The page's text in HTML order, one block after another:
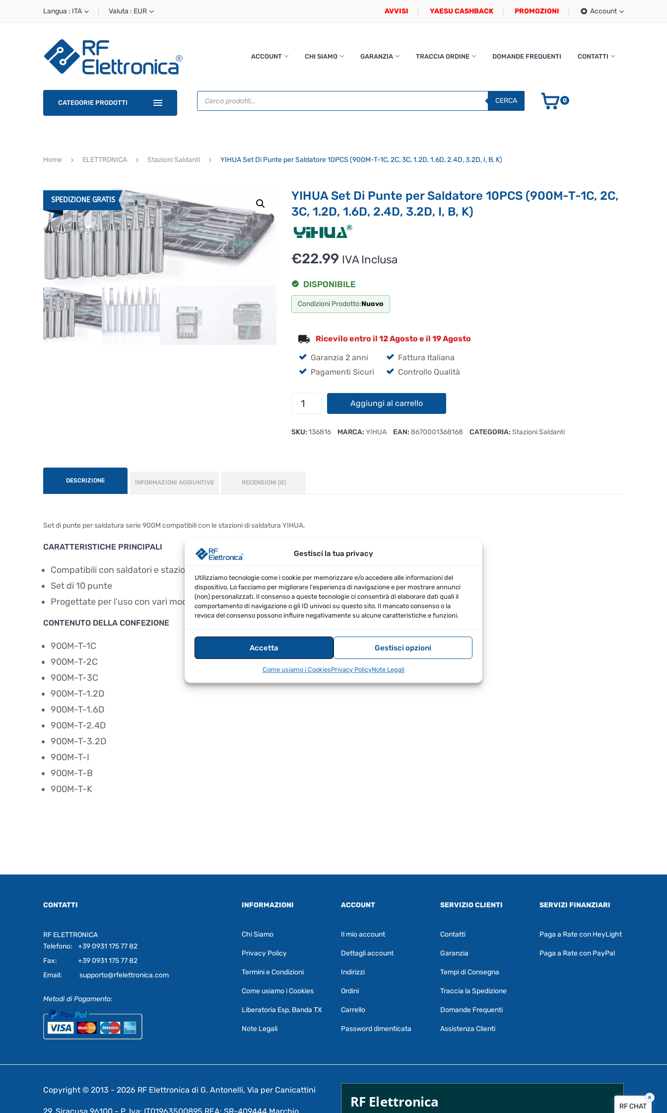
Gestisci la tua privacy
Utilizziamo tecnologie come i cookie per memorizzare e/o accedere alle informazioni del
dispositivo. Lo facciamo per migliorare l'esperienza di navigazione e per mostrare annunci
(non) personalizzati. Il consenso a queste tecnologie ci consentirà di elaborare dati quali il
comportamento di navigazione o gli ID univoci su questo sito. Il mancato consenso o la
revoca del consenso possono influire negativamente su alcune caratteristiche e funzioni.
Accetta Gestisci opzioni
Come usiamo i CookiesPrivacy PolicyNote Legali
Langua : ITA Valuta : EUR AVVISI YAESU CASHBACK PROMOZIONI Account
ACCOUNT CHI SIAMO GARANZIA TRACCIA ORDINE DOMANDE FREQUENTI CONTATTI
CATEGORIE PRODOTTI
Ricerca
prodotti
CERCA 0
Home ELETTRONICA Stazioni Saldanti YIHUA Set Di Punte per Saldatore 10PCS (900M-T-1C, 2C, 3C, 1.2D, 1.6D, 2.4D, 3.2D, I, B, K)
SPEDIZIONE GRATIS
YIHUA Set Di Punte per Saldatore 10PCS (900M-T-1C, 2C,
3C, 1.2D, 1.6D, 2.4D, 3.2D, I, B, K)
€22.99 IVA Inclusa
DISPONIBILE
Condizioni Prodotto:Nuovo
Ricevilo entro il 12 Agosto e il 19 Agosto
Garanzia 2 anni
Fattura Italiana
Pagamenti Sicuri
Controllo Qualità
YIHUA
Punte
3C,
2.4D,
I,
B,
K)
quantità
Aggiungi al carrello
SKU: 136816 MARCA: YIHUA EAN: 8670001368168 CATEGORIA: Stazioni Saldanti
DESCRIZIONE INFORMAZIONI AGGIUNTIVE RECENSIONI (0)
Set di punte per saldatura serie 900M compatibili con le stazioni di saldatura YIHUA.
CARATTERISTICHE PRINCIPALI
Compatibili con saldatori e stazioni di saldatura YIHUA
Set di 10 punte
Progettate per l’uso con vari modelli di saldatori YIHUA
CONTENUTO DELLA CONFEZIONE
900M-T-1C
900M-T-2C
900M-T-3C
900M-T-1.2D
900M-T-1.6D
900M-T-2.4D
900M-T-3.2D
900M-T-I
900M-T-B
900M-T-K
CONTATTI
RF ELETTRONICA
Telefono:
+39 0931 175 77 82
Fax:
+39 0931 175 77 82
Email:
supporto@rfelettronica.com
Metodi di Pagamento:
INFORMAZIONI
Chi Siamo
Privacy Policy
Termini e Condizioni
Come usiamo i Cookies
Liberatoria Esp, Banda TX
Note Legali
ACCOUNT
Il mio account
Dettagli account
Indirizzi
Ordini
Carrello
Password dimenticata
SERVIZIO CLIENTI
Contatti
Garanzia
Tempi di Consegna
Traccia la Spedizione
Domande Frequenti
Assistenza Clienti
SERVIZI FINANZIARI
Paga a Rate con HeyLight
Paga a Rate con PayPal
Copyright © 2013 - 2026 RF Elettronica di G. Antonelli, Via per Canicattini
RF Elettronica
RF Assist
Puoi chiedermi informazioni generali o
specifiche su certi prodotti.
prodotto
RF CHAT
×